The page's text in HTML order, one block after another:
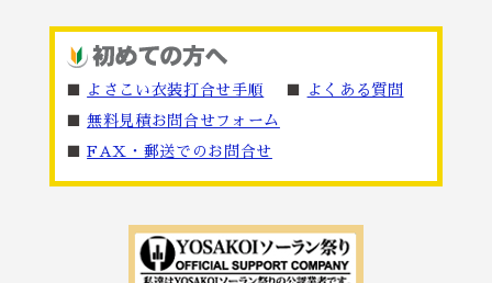
よさこい衣装打合せ手順
よくある質問
■無料見積お問合せフォーム
■FAX・郵送でのお問合せ